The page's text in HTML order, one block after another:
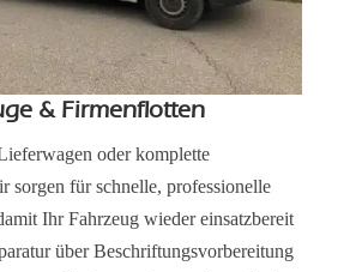
& Firmenflotten
oder komplette
sorgen für schnelle, professionelle
Ihr Fahrzeug wieder einsatzbereit
über Beschriftungsvorbereitung